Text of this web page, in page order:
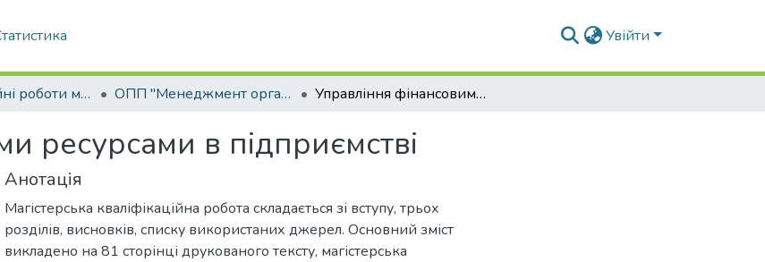
Увійти
Кваліфікаційні роботи магістрів ОПП "Менеджмент організацій і адміністрування" Управління фінансовими ресурсами в підприємстві
ресурсами в підприємстві
Анотація
Магістерська кваліфікаційна робота складається зі вступу, трьох
розділів, висновків, списку використаних джерел. Основний зміст
викладено на 81 сторінці друкованого тексту, магістерська